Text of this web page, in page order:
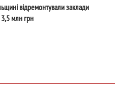
відремонтували заклади
3,5 млн грн